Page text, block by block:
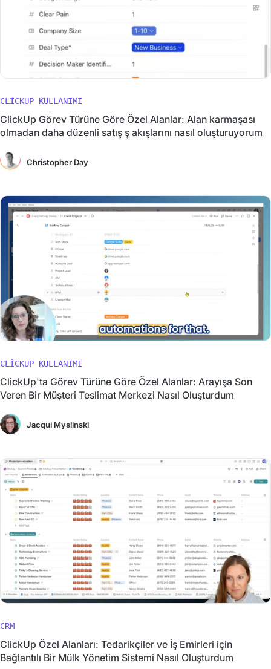
CLICKUP KULLANIMI
ClickUp Görev Türüne Göre Özel Alanlar: Alan karmaşası
olmadan daha düzenli satış ş akışlarını nasıl oluşturuyorum
Christopher Day
CLICKUP KULLANIMI
ClickUp'ta Görev Türüne Göre Özel Alanlar: Arayışa Son
Veren Bir Müşteri Teslimat Merkezi Nasıl Oluşturdum
Jacqui Myslinski
CRM
ClickUp Özel Alanları: Tedarikçiler ve İş Emirleri için
Bağlantılı Bir Mülk Yönetim Sistemi Nasıl Oluşturdum